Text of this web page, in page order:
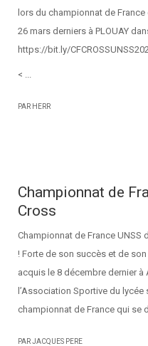
lors du championnat de
26 mars derniers à PLOUAY
https://bit.ly/
< ...
PAR HERR
Championnat de
Cross
Championnat de France UNSS
! Forte de son succès et de
acquis le 8 décembre dernier
l’Association Sportive du
championnat de France qui se
PAR JACQUES PERE